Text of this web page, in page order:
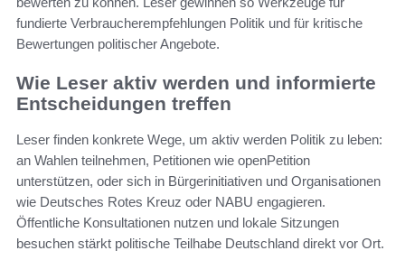
fundierte Verbraucherempfehlungen Politik und für kritische
Bewertungen politischer Angebote.
Wie Leser aktiv werden und informierte
Entscheidungen treffen
Leser finden konkrete Wege, um aktiv werden Politik zu leben:
an Wahlen teilnehmen, Petitionen wie openPetition
unterstützen, oder sich in Bürgerinitiativen und Organisationen
wie Deutsches Rotes Kreuz oder NABU engagieren.
Öffentliche Konsultationen nutzen und lokale Sitzungen
besuchen stärkt politische Teilhabe Deutschland direkt vor Ort.